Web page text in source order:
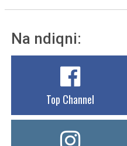
Na ndiqni:
Top Channel